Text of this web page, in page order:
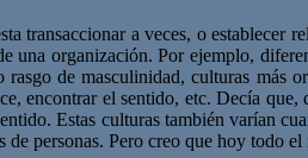
transaccionar a veces, o
una organización. Por ejemplo,
de masculinidad, culturas
encontrar el sentido, etc. Decía
Estas culturas también varían
personas. Pero creo que hoy todo